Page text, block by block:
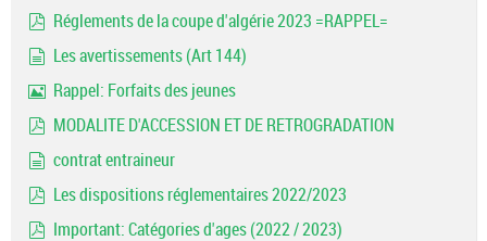
Réglements de la coupe d'algérie 2023 =RAPPEL=
Les avertissements (Art 144)
Rappel: Forfaits des jeunes
MODALITE D'ACCESSION ET DE RETROGRADATION
contrat entraineur
Les dispositions réglementaires 2022/2023
Important: Catégories d'ages (2022 / 2023)